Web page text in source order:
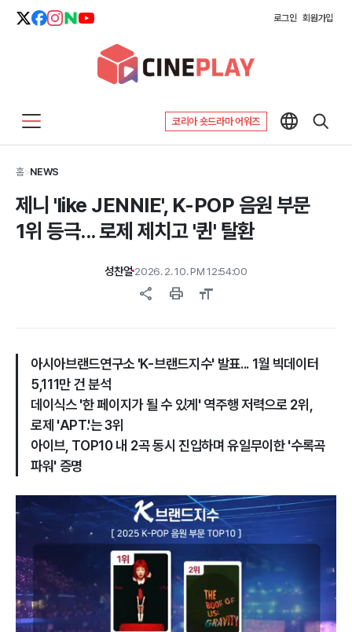
로그인 회원가입
코리아 숏드라마 어워즈
홈>NEWS
제니 'like JENNIE', K-POP 음원 부문
1위 등극... 로제 제치고 '퀸' 탈환
성찬얼 2026. 2. 10. PM 12:54:00
share print format_size
아시아브랜드연구소 'K-브랜드지수' 발표... 1월 빅데이터
5,111만 건 분석
데이식스 '한 페이지가 될 수 있게' 역주행 저력으로 2위,
로제 'APT.'는 3위
아이브, TOP10 내 2곡 동시 진입하며 유일무이한 '수록곡
파워' 증명